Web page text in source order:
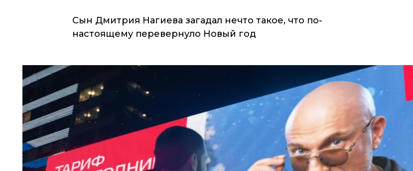
Сын Дмитрия Нагиева загадал нечто такое, что по-
настоящему перевернуло Новый год
БИЗНЕС И
ФЕСТИВАЛИ
ФОТОГРАФИЯ
ТИПОГРАФИКА
ИСТОРИИ БРЕНДОВ
О ПРОЕКТЕ